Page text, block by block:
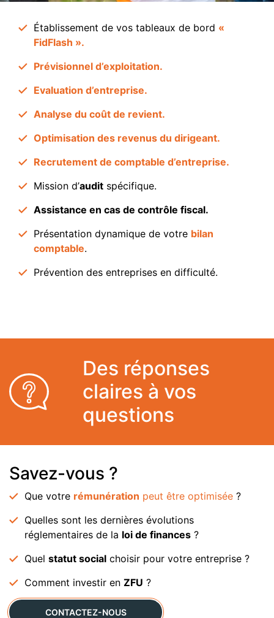
Établissement de vos tableaux de bord «
FidFlash ».
Prévisionnel d’exploitation.
Evaluation d’entreprise.
Analyse du coût de revient.
Optimisation des revenus du dirigeant.
Recrutement de comptable d’entreprise.
Mission d’audit spécifique.
Assistance en cas de contrôle fiscal.
Présentation dynamique de votre bilan
comptable.
Prévention des entreprises en difficulté.
Des réponses
claires à vos
questions
Savez-vous ?
Que votre rémunération peut être optimisée ?
Quelles sont les dernières évolutions
réglementaires de la loi de finances ?
Quel statut social choisir pour votre entreprise ?
Comment investir en ZFU ?
CONTACTEZ-NOUS